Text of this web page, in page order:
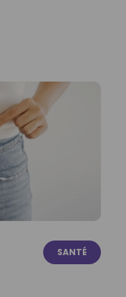
SANTÉ